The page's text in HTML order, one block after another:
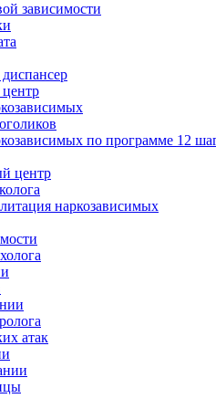
зависимости
по программе 12
центр
наркозависимых
атак